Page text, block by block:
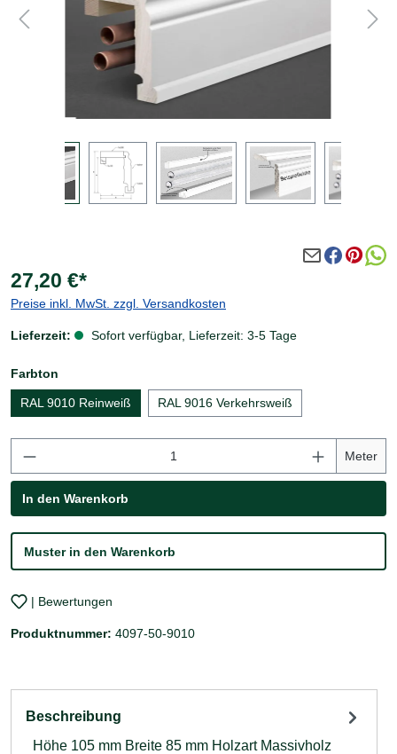
27,20 €*
Preise inkl. MwSt. zzgl. Versandkosten
Lieferzeit: Sofort verfügbar, Lieferzeit: 3-5 Tage
Farbton
RAL 9010 Reinweiß RAL 9016 Verkehrsweiß
Produkt Anzahl: Gib den gewünschtenMeter
In den Warenkorb
Muster in den Warenkorb
| Bewertungen
Produktnummer: 4097-50-9010
Beschreibung
Höhe 105 mm Breite 85 mm Holzart Massivholz